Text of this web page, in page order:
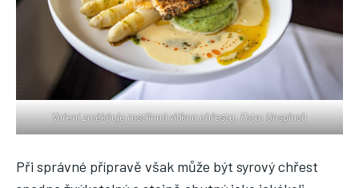
Vaření změkčuje rostlinná vlákna chřestu. Foto: Unsplash
Při správné přípravě však může být syrový chřest